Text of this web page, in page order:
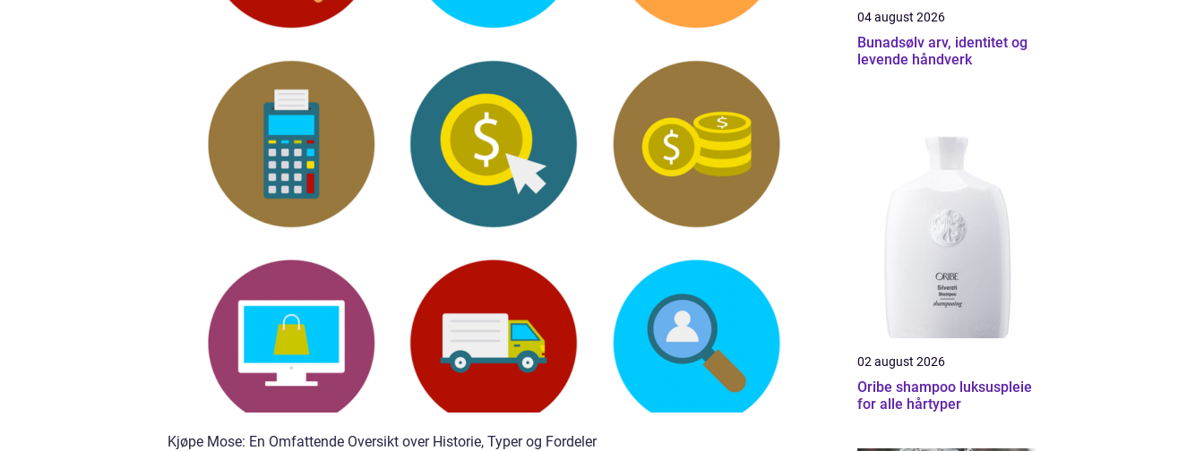
Kjøpe Mose: En Omfattende Oversikt over Historie, Typer og Fordeler
04 august 2026
Bunadsølv arv, identitet og
levende håndverk
02 august 2026
Oribe shampoo luksuspleie
for alle hårtyper